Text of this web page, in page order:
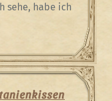
sehe, habe ich